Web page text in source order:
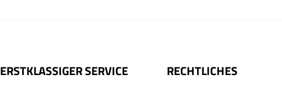
ERSTKLASSIGER SERVICE RECHTLICHES